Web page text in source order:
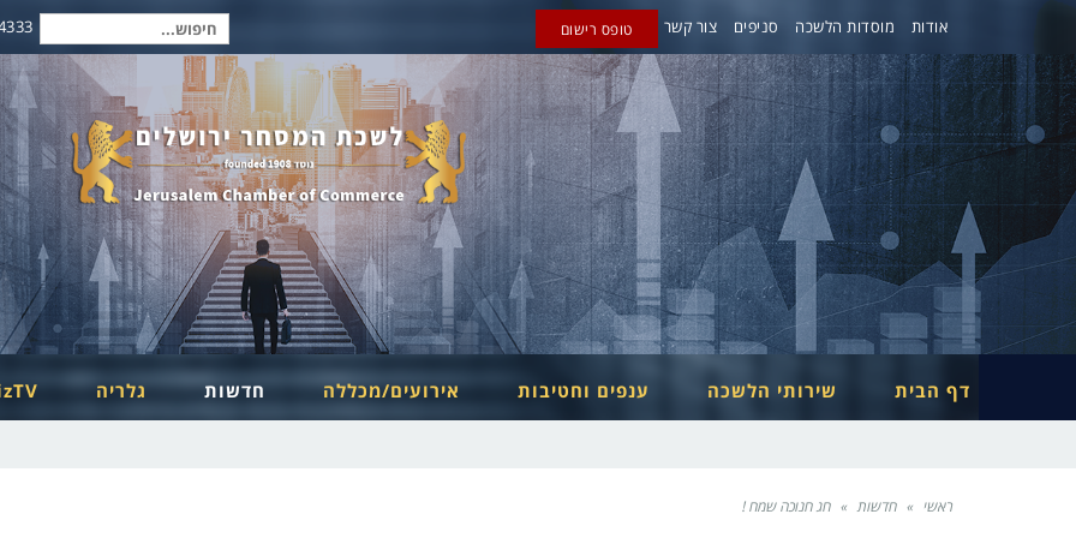
אודות מוסדות הלשכה סניפים צור קשר טופס רישום חיפוש
עבור:
דף הבית שירותי הלשכה ענפים וחטיבות אירועים/מכללה חדשות גלריה
ראשי » חדשות » חג חנוכה שמח !